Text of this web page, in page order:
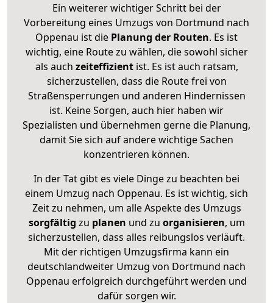
Ein weiterer wichtiger Schritt bei der
Vorbereitung eines Umzugs von Dortmund nach
Oppenau ist die Planung der Routen. Es ist
wichtig, eine Route zu wählen, die sowohl sicher
als auch zeiteffizientist. Es ist auch ratsam,
sicherzustellen, dass die Route frei von
Straßensperrungen und anderen Hindernissen
ist. Keine Sorgen, auch hier haben wir
Spezialisten und übernehmen gerne die Planung,
damit Sie sich auf andere wichtige Sachen
konzentrieren können.
In der Tat gibt es viele Dinge zu beachten bei
einem Umzug nach Oppenau. Es ist wichtig, sich
Zeit zu nehmen, um alle Aspekte des Umzugs
sorgfältig zu planen und zu organisieren, um
sicherzustellen, dass alles reibungslos verläuft.
Mit der richtigen Umzugsfirma kann ein
deutschlandweiter Umzug von Dortmund nach
Oppenau erfolgreich durchgeführt werden und
dafür sorgen wir.